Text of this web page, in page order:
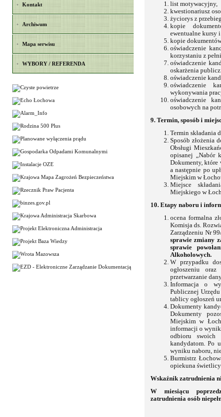
Kontakt
Archiwum
Mapa serwisu
WYBORY / REFERENDA
list motywacyjny,
kwestionariusz
życiorys z
kopie
ewentualne kursy
kopie
oświadczenie
korzystaniu z
oświadczenie
oskarżenia
oświadczenie
oświadczenie
wykonywania
oświadczenie
osobowych na
9. Termin, sposób i
Termin składania
Sposób złożenia
Obsługi
opisanej „Nabór
Dokumenty, które
a następnie po
Miejskim w
Miejsce
Miejskiego w
10. Etapy naboru i
ocena formalna
Komisja ds.
Zarządzeniu Nr
sprawie zmiany
sprawie
Alkoholowych.
W przypadku
ogłoszeniu
przetwarzanie
Informacja o
Publicznej
tablicy
Dokumenty
Dokumenty
Miejskim w
informacji o
odbioru swoich
kandydatom. Po
wyniku naboru,
Burmistrz
opiekuna
Wskaźnik zatrudnienia
W miesiącu
zatrudnienia osób